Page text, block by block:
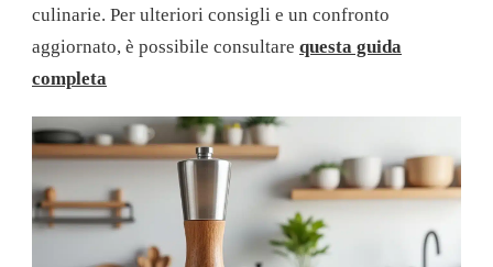
culinarie. Per ulteriori consigli e un confronto
aggiornato, è possibile consultare questa guida
completa